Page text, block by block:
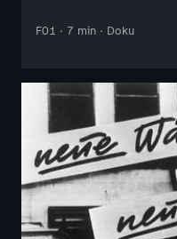
F01 · 7 min · Doku